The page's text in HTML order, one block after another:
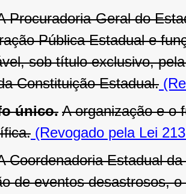
Procuradoria-Geral do
Pública Estadual e
sob título exclusivo,
Constituição Estadual.
único. A organização e o
(Revogado pela Lei
Coordenadoria Estadual
de eventos desastrosos,